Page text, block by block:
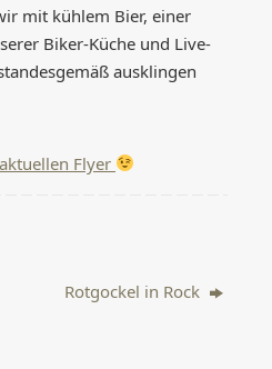
mit kühlem Bier, einer
Biker-Küche und Live-
ausklingen
Flyer
Rotgockel in Rock